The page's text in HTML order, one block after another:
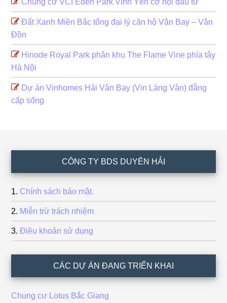
Đất Xanh Miền Bắc tổng đại lý căn hộ Vân Bay – Vân
Đồn
Hinode Royal Park phân khu The Flame Vine phía tây
Hà Nội
Dự án Vinhomes Hải Vân Bay (Vin Làng Vân) đẵng
cấp sống
CÔNG TY BDS DUYÊN HẢI
Chính sách bảo mật.
Miễn trừ trách nhiệm
Điều khoản sử dụng
CÁC DỰ ÁN ĐANG TRIỂN KHAI
Chung cư Lotus Bắc Giang